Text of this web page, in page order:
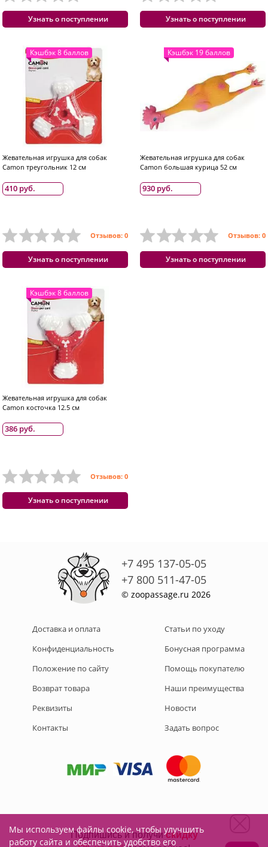
Узнать о поступлении Узнать о поступлении
Кэшбэк 8 баллов
Жевательная игрушка для собак
Camon треугольник 12 см
410 руб.
Отзывов: 0
Узнать о поступлении
Кэшбэк 19 баллов
Жевательная игрушка для собак
Camon большая курица 52 см
930 руб.
Отзывов: 0
Узнать о поступлении
Кэшбэк 8 баллов
Жевательная игрушка для собак
Camon косточка 12.5 см
386 руб.
Отзывов: 0
Узнать о поступлении
+7 495 137-05-05
+7 800 511-47-05
© zoopassage.ru 2026
Доставка и оплата
Конфиденциальность
Положение по сайту
Возврат товара
Реквизиты
Контакты
Статьи по уходу
Бонусная программа
Помощь покупателю
Наши преимущества
Новости
Задать вопрос
Подписывайтесь на нас:
Мы используем файлы cookie, чтобы улучшить
работу сайта и обеспечить удобство его